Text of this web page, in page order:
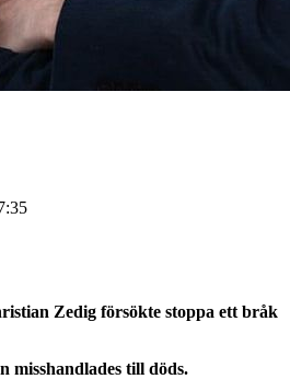
Zedig försökte stoppa ett bråk
misshandlades till döds.